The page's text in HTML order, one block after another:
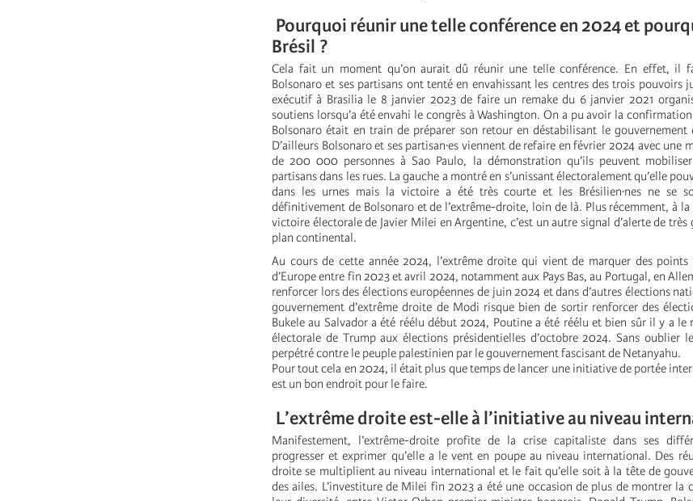
Pourquoi réunir une telle conférence en 2024 et
Brésil ?
Cela fait un moment qu’on aurait dû réunir une telle conférence. En effet, il
Bolsonaro et ses partisans ont tenté en envahissant les centres des trois pouvoirs
exécutif à Brasilia le 8 janvier 2023 de faire un remake du 6 janvier 2021
soutiens lorsqu’a été envahi le congrès à Washington. On a pu avoir la
Bolsonaro était en train de préparer son retour en déstabilisant le gouvernement
D’ailleurs Bolsonaro et ses partisan·es viennent de refaire en février 2024 avec une
de 200 000 personnes à Sao Paulo, la démonstration qu’ils peuvent
partisans dans les rues. La gauche a montré en s’unissant électoralement qu’elle
dans les urnes mais la victoire a été très courte et les Brésilien·nes ne se
définitivement de Bolsonaro et de l’extrême-droite, loin de là. Plus récemment, à
victoire électorale de Javier Milei en Argentine, c’est un autre signal d’alerte de
plan continental.
Au cours de cette année 2024, l’extrême droite qui vient de marquer des points
d’Europe entre fin 2023 et avril 2024, notamment aux Pays Bas, au Portugal, en
renforcer lors des élections européennes de juin 2024 et dans d’autres élections
gouvernement d’extrême droite de Modi risque bien de sortir renforcer des
Bukele au Salvador a été réélu début 2024, Poutine a été réélu et bien sûr il y a le
électorale de Trump aux élections présidentielles d’octobre 2024. Sans oublier
perpétré contre le peuple palestinien par le gouvernement fascisant de Netanyahu.
Pour tout cela en 2024, il était plus que temps de lancer une initiative de portée
est un bon endroit pour le faire.
L’extrême droite est-elle à l’initiative au niveau
Manifestement, l’extrême-droite profite de la crise capitaliste dans ses
progresser et exprimer qu’elle a le vent en poupe au niveau international. Des
droite se multiplient au niveau international et le fait qu’elle soit à la tête de
des ailes. L’investiture de Milei fin 2023 a été une occasion de plus de montrer la